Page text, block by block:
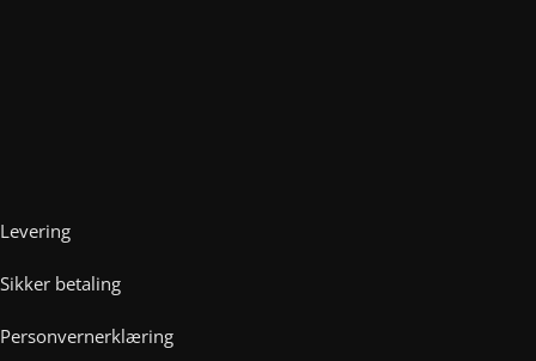
Levering
Sikker betaling
Personvernerklæring